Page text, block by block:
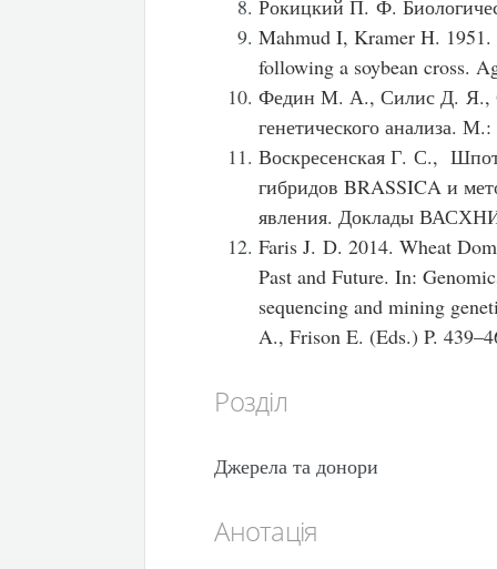
Рокицкий П. Ф.
Mahmud I, Kramer H.
following a soybean cross.
Федин М. А., Силис Д. Я.,
генетического анализа.
Воскресенская Г. С.,
гибридов BRASSICA и
явления. Доклады
Faris J. D. 2014. Wheat
Past and Future. In:
sequencing and mining
A., Frison E. (Eds.) P.
Розділ
Джерела та донори
Анотація